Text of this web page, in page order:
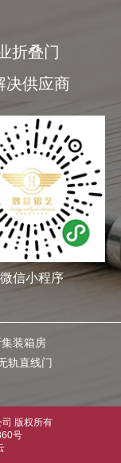
折叠门
决供应商
微信小程序
装箱房
轨直线门
版权所有
号